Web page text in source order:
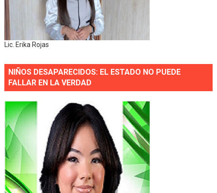
Lic. Erika Rojas
NIÑOS DESAPARECIDOS: EL ESTADO NO PUEDE
FALLAR EN LA VERDAD